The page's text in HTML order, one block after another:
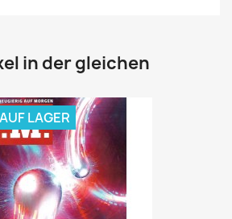
in der gleichen
LAGER